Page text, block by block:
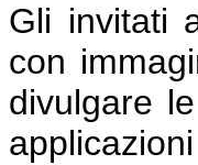
Gli invitati
con
divulgare